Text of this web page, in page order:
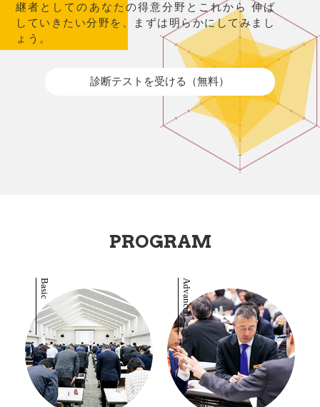
継者としてのあなたの得意分野とこれから
伸ば
していきたい分野を、まずは明らかにしてみまし
ょう。
診断テストを受ける（無料）
PROGRAM